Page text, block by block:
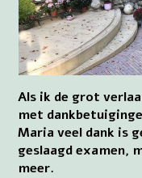
Als ik de grot
met
Maria veel dank is
geslaagd examen,
meer.